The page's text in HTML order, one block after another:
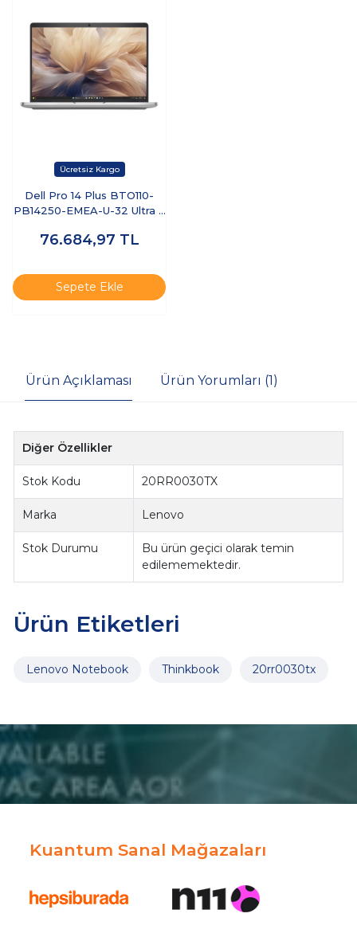
Dell Pro 14 Plus BTO110-
PB14250-EMEA-U-32 Ultra 7
Ubuntu Dizüstü Bilgisayar
76.684,97 TL
Sepete Ekle
Ürün Açıklaması Ürün Yorumları (1)
Diğer Özellikler
Stok Kodu 20RR0030TX
Marka Lenovo
Stok Durumu
Bu ürün geçici olarak temin
edilememektedir.
Ürün Etiketleri
Lenovo Notebook Thinkbook 20rr0030tx
Kuantum Sanal Mağazaları